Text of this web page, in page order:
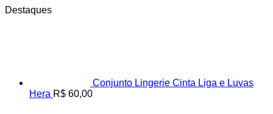
Destaques
Conjunto Lingerie Cinta Liga e Luvas
Hera R$ 60,00